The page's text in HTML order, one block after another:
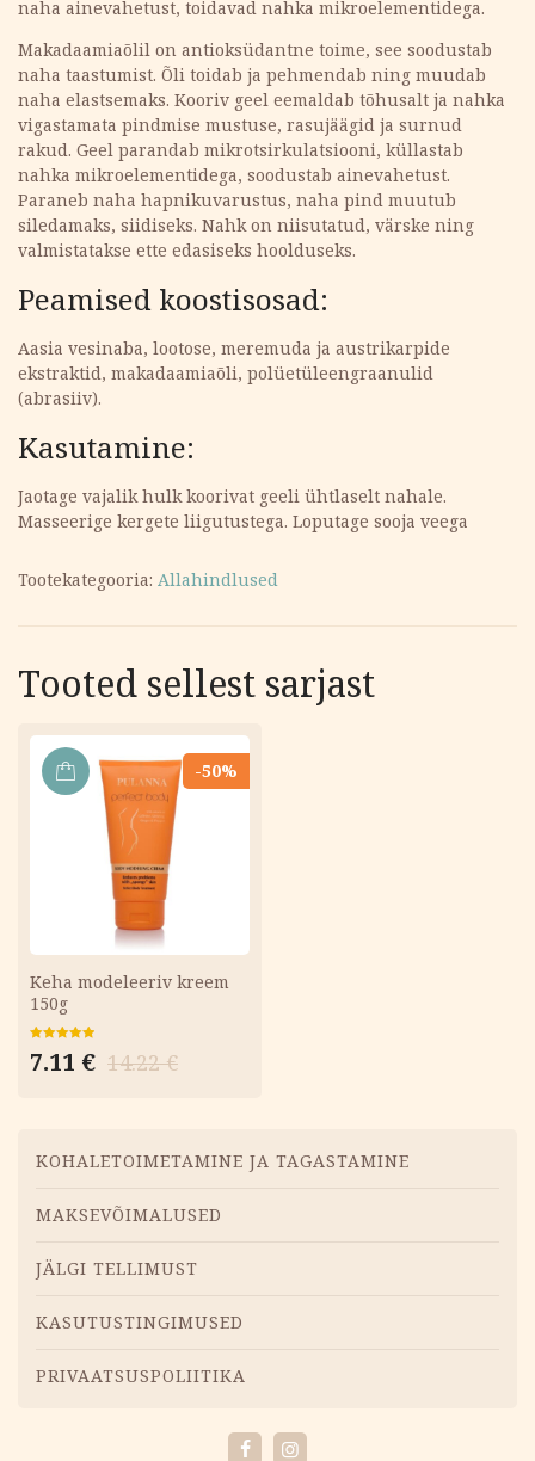
naha ainevahetust, toidavad nahka mikroelementidega.
Makadaamiaõlil on antioksüdantne toime, see soodustab
naha taastumist. Õli toidab ja pehmendab ning muudab
naha elastsemaks. Kooriv geel eemaldab tõhusalt ja nahka
vigastamata pindmise mustuse, rasujäägid ja surnud
rakud. Geel parandab mikrotsirkulatsiooni, küllastab
nahka mikroelementidega, soodustab ainevahetust.
Paraneb naha hapnikuvarustus, naha pind muutub
siledamaks, siidiseks. Nahk on niisutatud, värske ning
valmistatakse ette edasiseks hoolduseks.
Peamised koostisosad:
Aasia vesinaba, lootose, meremuda ja austrikarpide
ekstraktid, makadaamiaõli, polüetüleengraanulid
(abrasiiv).
Kasutamine:
Jaotage vajalik hulk koorivat geeli ühtlaselt nahale.
Masseerige kergete liigutustega. Loputage sooja veega
Tootekategooria: Allahindlused
Tooted sellest sarjast
-50%
Keha modeleeriv kreem
150g
5.00 / 5 14.22€
Algne
7.11 €
Current
LISA
KORVI
Menüü
KOHALETOIMETAMINE JA TAGASTAMINE
MAKSEVÕIMALUSED
JÄLGI TELLIMUST
KASUTUSTINGIMUSED
PRIVAATSUSPOLIITIKA